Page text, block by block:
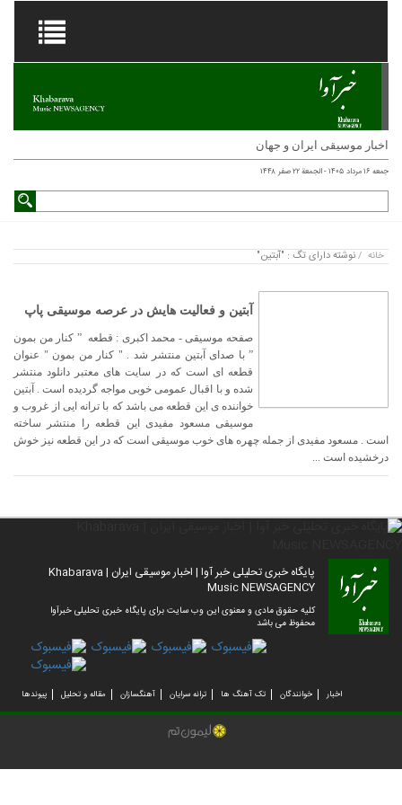
اخبار موسیقی ایران و جهان
جمعه ۱۶ مرداد ۱۴۰۵ - الجمعة ۲۲ صفر ۱۴۴۸
خانه /نوشته دارای تگ : "آبتین"
آبتین و فعالیت هایش در عرصه موسیقی پاپ
صفحه موسیقی - محمد اکبری : قطعه ” کنار من بمون
” با صدای آبتین منتشر شد . " کنار من بمون " عنوان
قطعه ای است که در سایت های معتبر دانلود منتشر
شده و با اقبال عمومی خوبی مواجه گردیده است . آبتین
خواننده ی این قطعه می باشد که با ترانه ایی از غروب و
موسیقی مسعود مفیدی این قطعه را منتشر ساخته
است . مسعود مفیدی از جمله چهره های خوب موسیقی است که در این قطعه نیز خوش
درخشیده است ...
پایگاه خبری تحلیلی خبر آوا | اخبار موسیقی ایران | Khabarava
Music NEWSAGENCY
کلیه حقوق مادی و معنوی این وب سایت برای پایگاه خبری تحلیلی خبرآوا
محفوظ می باشد
اخبار خوانندگان تک آهنگ ها ترانه سرایان آهنگسازان مقاله و تحلیل پیوندها